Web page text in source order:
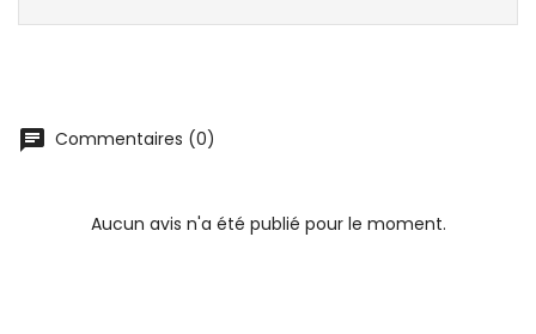
Commentaires (0)
Aucun avis n'a été publié pour le moment.